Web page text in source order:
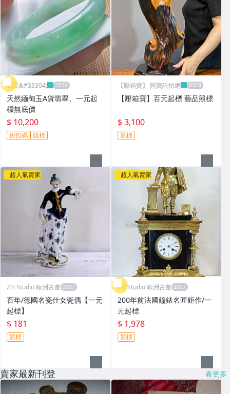
昕品&#33304;
天然緬甸玉A貨翡翠、一元起
標無底價
$ 10,200
折扣碼 競標
【壓箱寶】 阿寶託拍網
【壓箱寶】百元起標 藝品競標
$ 3,100
競標
超人氣賣家
ZH Studio 歐洲古董
百年/德國名瓷仕女瓷偶【一元
起標】
$ 181
競標
超人氣賣家
ZH Studio 歐洲古董
200年前法國鐘錶名匠鉅作/一
元起標
$ 1,978
競標
賣家最新刊登 看更多